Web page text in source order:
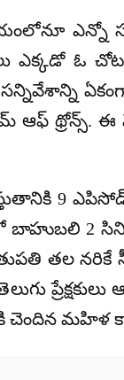
ఎక్కడో ఓ
ఆఫ్ థ్రోన్స్.
9
2
తల నరికే
చెందిన మహిళ